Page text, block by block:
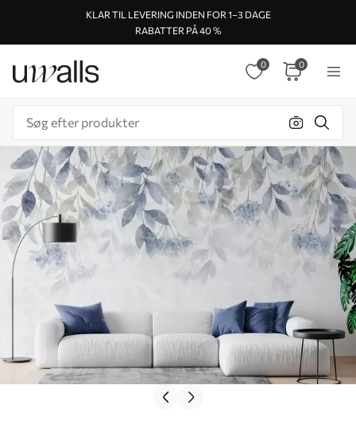
KLAR TIL LEVERING INDEN FOR 1–3 DAGE
RABATTER PÅ 40 %
0 0